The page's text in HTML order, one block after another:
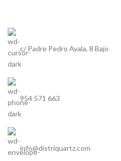
c/ Padre Pedro Ayala, 8 Bajo
954 571 663
info@distriquartz.com